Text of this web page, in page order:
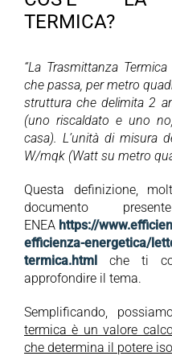
TERMICA?
“La Trasmittanza
che passa, per metro
struttura che delimita 2
(uno riscaldato e uno
casa). L’unità di misura
W/mqk (Watt su metro
Questa definizione,
documento
ENEA https://
efficienza-energetica/
termica.htmlche ti
approfondire il tema.
Semplificando,
termica è un valore
che determina il potere